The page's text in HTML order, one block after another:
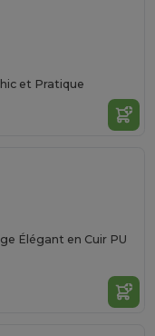
et Pratique
Élégant en Cuir PU